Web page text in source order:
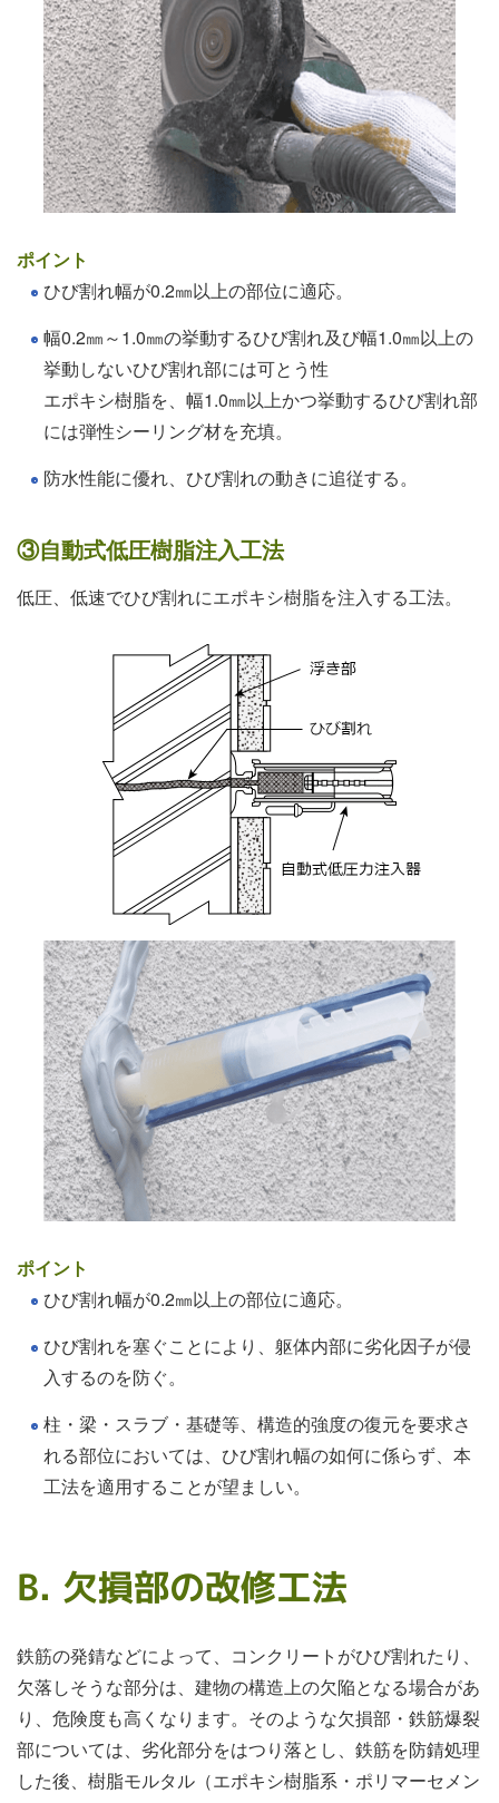
ポイント
ひび割れ幅が0.2㎜以上の部位に適応。
幅0.2㎜～1.0㎜の挙動するひび割れ及び幅1.0㎜以上の
挙動しないひび割れ部には可とう性
エポキシ樹脂を、幅1.0㎜以上かつ挙動するひび割れ部
には弾性シーリング材を充填。
防水性能に優れ、ひび割れの動きに追従する。
③自動式低圧樹脂注入工法
低圧、低速でひび割れにエポキシ樹脂を注入する工法。
ポイント
ひび割れ幅が0.2㎜以上の部位に適応。
ひび割れを塞ぐことにより、躯体内部に劣化因子が侵
入するのを防ぐ。
柱・梁・スラブ・基礎等、構造的強度の復元を要求さ
れる部位においては、ひび割れ幅の如何に係らず、本
工法を適用することが望ましい。
B. 欠損部の改修工法
鉄筋の発錆などによって、コンクリートがひび割れたり、
欠落しそうな部分は、建物の構造上の欠陥となる場合があ
り、危険度も高くなります。そのような欠損部・鉄筋爆裂
部については、劣化部分をはつり落とし、鉄筋を防錆処理
した後、樹脂モルタル（エポキシ樹脂系・ポリマーセメン